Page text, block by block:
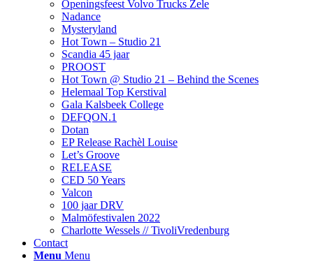
Openingsfeest Volvo Trucks Zele
Nadance
Mysteryland
Hot Town – Studio 21
Scandia 45 jaar
PROOST
Hot Town @ Studio 21 – Behind the Scenes
Helemaal Top Kerstival
Gala Kalsbeek College
DEFQON.1
Dotan
EP Release Rachèl Louise
Let’s Groove
RELEASE
CED 50 Years
Valcon
100 jaar DRV
Malmöfestivalen 2022
Charlotte Wessels // TivoliVredenburg
Contact
Menu Menu